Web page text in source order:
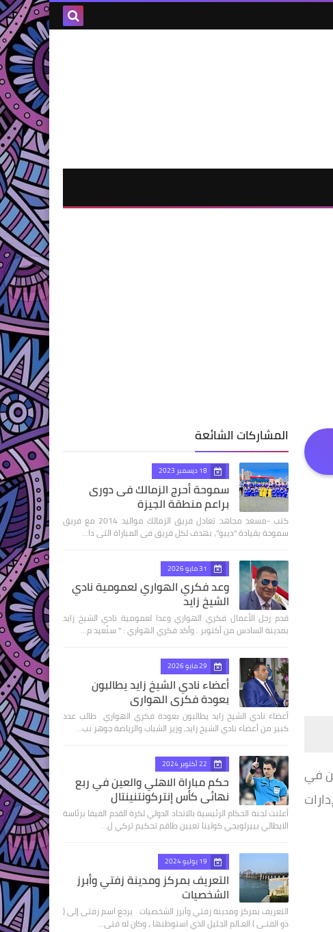
في
المشاركات الشائعة
18 ديسمبر 2023
سموحة أحرج الزمالك فى دورى
براعم منطقة الجيزة
كتب -مسعد مجاهد تعادل فريق الزمالك مواليد 2014 مع فريق
سموحة بقيادة "ديبو"، بهدف لكل فريق فى المباراة التى دا…
31 مايو 2026
وعد فكري الهواري لعمومية نادي
الشيخ زايد
قدم رجل الأعمال فكري الهواري وعدا لعمومية نادي الشيخ زايد
بمدينة السادس من أكتوبر . وأكد فكري الهواري : " سنُعيد م…
29 مايو 2026
أعضاء نادي الشيخ زايد يطالبون
بعودة فكري الهواري
أعضاء نادي الشيخ زايد يطالبون بعودة فكري الهواري طالب عدد
كبير من أعضاء نادي الشيخ زايد، وزير الشباب والرياضة جوهر نب…
22 أكتوبر 2024
حكم مباراة الاهلي والعين في ربع
نهائى كأس إنتركونتنينتال
أعلنت لجنة الحكام الرئيسية بالاتحاد الدولي لكرة القدم الفيفا برئاسة
الايطالي بييرلويجي كولينا تعيين طاقم تحكيم تركي ل…
19 يوليو 2024
التعريف بمركز ومدينة زفتي وأبرز
الشخصيات
التعريف بمركز ومدينة زفتي وأبرز الشخصيات يرجع اسم زفتى إلى (
ذو الفتـى ) العـالم الجليل الذي استوطنها ، وكان له فتى…